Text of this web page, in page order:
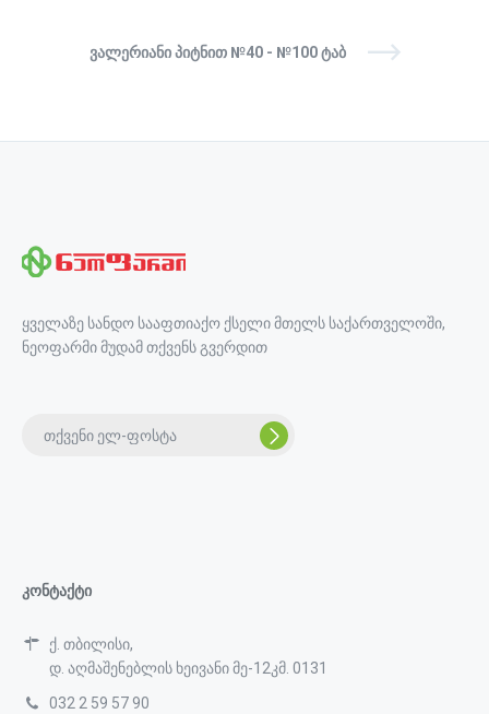
ᲕᲐᲚᲔᲠᲘᲐᲜᲘ ᲞᲘᲢᲜᲘᲗ №40 - №100 ᲢᲐᲑ
ყველაზე სანდო სააფთიაქო ქსელი მთელს საქართველოში,
ნეოფარმი მუდამ თქვენს გვერდით
კონტაქტი
ქ. თბილისი,
დ. აღმაშენებლის ხეივანი მე-12კმ. 0131
032 2 59 57 90